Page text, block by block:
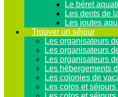
Le béret
Les dents de
Les joutes
Trouver un séjour
Les organisateurs
Les organisateurs
Les organisateurs
Les hébergements
Les colonies de
Les colos et